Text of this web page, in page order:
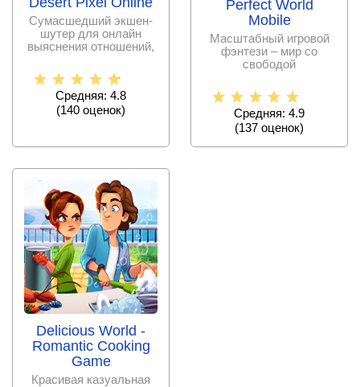
Сумасшедший экшен-
шутер для онлайн
выяснения отношений,
Средняя: 4.8
(140 оценок)
Perfect World
Mobile
Масштабный игровой
фэнтези – мир со
свободой
прокачкой и
классическими
Средняя: 4.9
(137 оценок)
Delicious World -
Romantic Cooking
Game
Красивая казуальная